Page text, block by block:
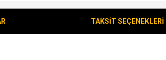
TAKSİT SEÇENEKLERİ